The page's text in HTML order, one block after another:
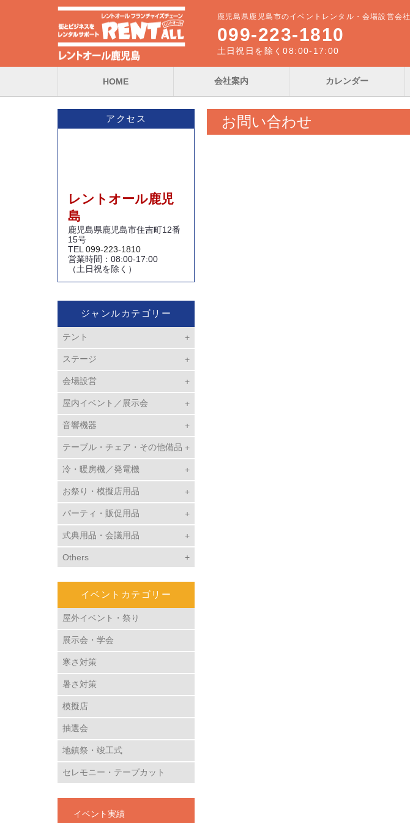
鹿児島県鹿児島市のイベントレンタル・会場設営会社
099-223-1810
土日祝日を除く08:00-17:00
HOME 会社案内 カレンダー
アクセス
レントオール鹿児
島
鹿児島県鹿児島市住吉町12番
15号
TEL 099-223-1810
営業時間：08:00-17:00
（土日祝を除く）
ジャンルカテゴリー
テント
ステージ
会場設営
屋内イベント／展示会
音響機器
テーブル・チェア・その他備品
冷・暖房機／発電機
お祭り・模擬店用品
パーティ・販促用品
式典用品・会議用品
Others
イベントカテゴリー
屋外イベント・祭り
展示会・学会
寒さ対策
暑さ対策
模擬店
抽選会
地鎮祭・竣工式
セレモニー・テープカット
イベント実績
お問い合わせ